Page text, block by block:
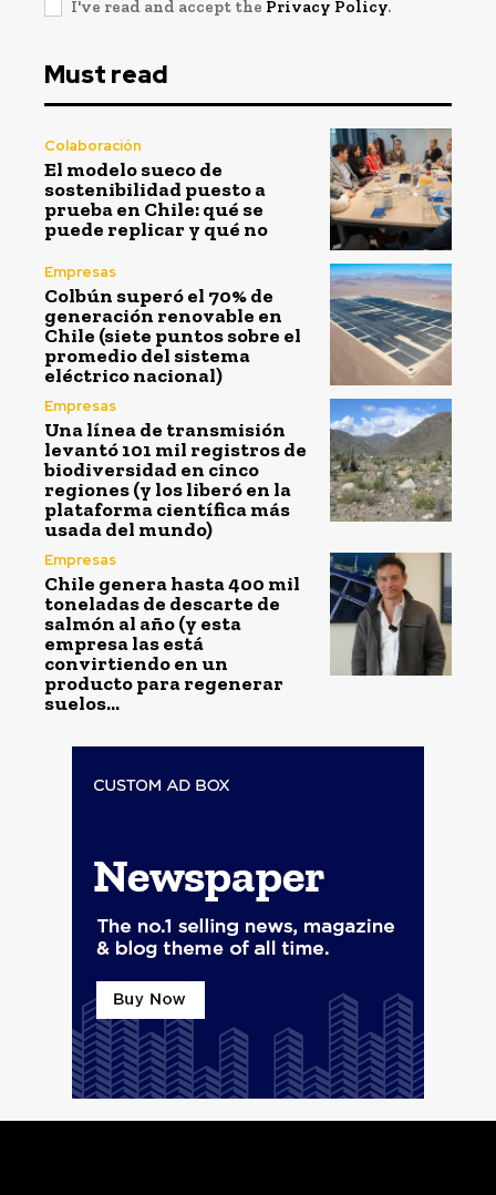
I've read and accept the Privacy Policy.
Must read
Colaboración
El modelo sueco de
sostenibilidad puesto a
prueba en Chile: qué se
puede replicar y qué no
Empresas
Colbún superó el 70% de
generación renovable en
Chile (siete puntos sobre el
promedio del sistema
eléctrico nacional)
Empresas
Una línea de transmisión
levantó 101 mil registros de
biodiversidad en cinco
regiones (y los liberó en la
plataforma científica más
usada del mundo)
Empresas
Chile genera hasta 400 mil
toneladas de descarte de
salmón al año (y esta
empresa las está
convirtiendo en un
producto para regenerar
suelos...